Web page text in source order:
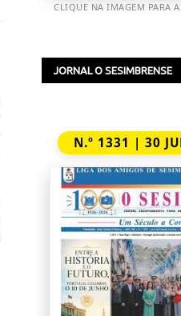
CLIQUE NA IMAGEM PARA
JORNAL O SESIMBRENSE
N.º 1331 | 30